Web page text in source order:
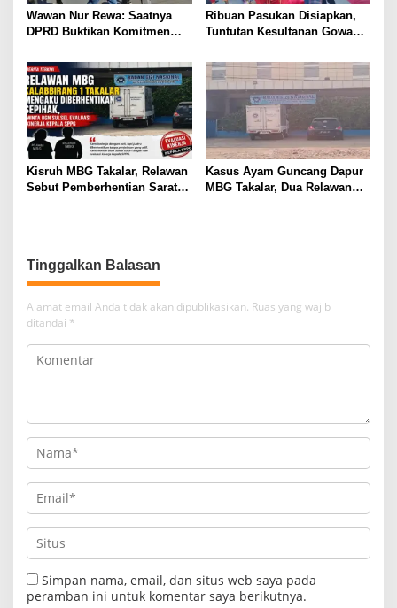
Wawan Nur Rewa: Saatnya
DPRD Buktikan Komitmen
Ribuan Pasukan Disiapkan,
Tuntutan Kesultanan Gowa
Kisruh MBG Takalar, Relawan
Sebut Pemberhentian Sarat
Kasus Ayam Guncang Dapur
MBG Takalar, Dua Relawan
Tinggalkan Balasan
Alamat email Anda tidak akan dipublikasikan. Ruas yang wajib
ditandai *
Simpan nama, email, dan situs web saya pada
peramban ini untuk komentar saya berikutnya.